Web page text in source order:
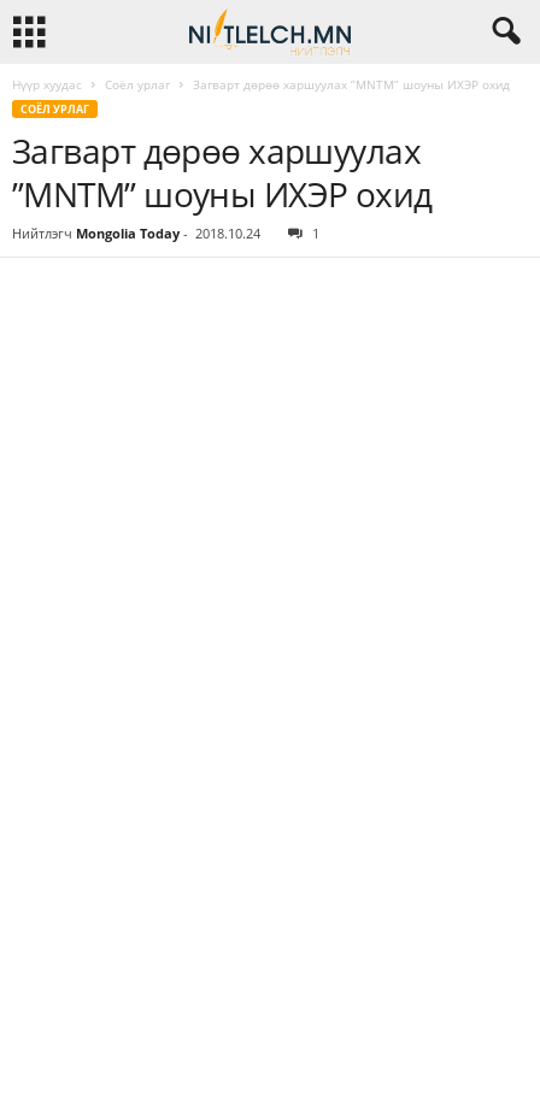
Нүүр хуудас Соёл урлаг Загварт дөрөө харшуулах ”MNTM” шоуны ИХЭР охид
СОЁЛ УРЛАГ
Загварт дөрөө харшуулах
”MNTM” шоуны ИХЭР охид
Нийтлэгч Mongolia Today - 2018.10.24 1